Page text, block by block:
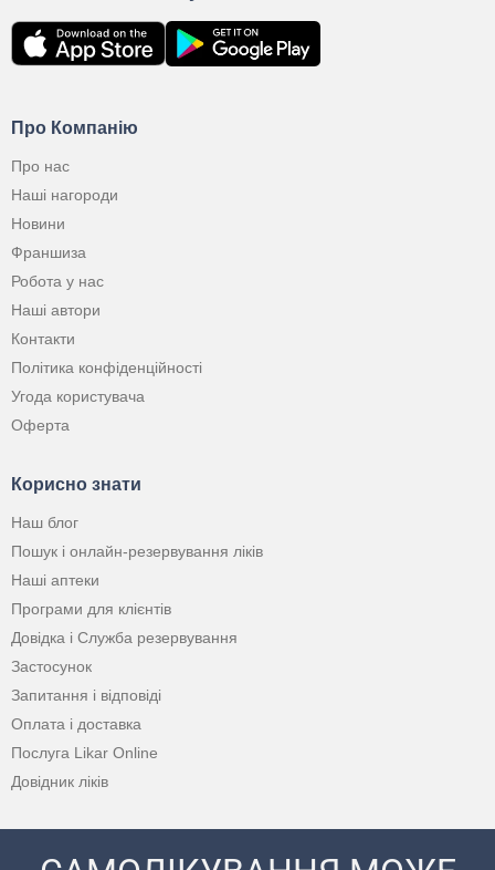
Про Компанію
Про нас
Наші нагороди
Новини
Франшиза
Робота у нас
Наші автори
Контакти
Політика конфіденційності
Угода користувача
Оферта
Корисно знати
Наш блог
Пошук і онлайн-резервування ліків
Наші аптеки
Програми для клієнтів
Довідка і Служба резервування
Застосунок
Запитання і відповіді
Оплата і доставка
Послуга Likar Online
Довідник ліків